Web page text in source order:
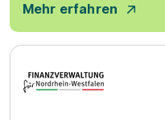
Mehr erfahren